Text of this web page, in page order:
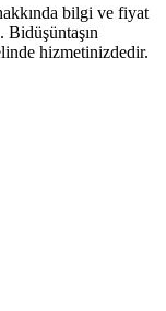
bilgi ve fiyat
hizmetinizdedir.